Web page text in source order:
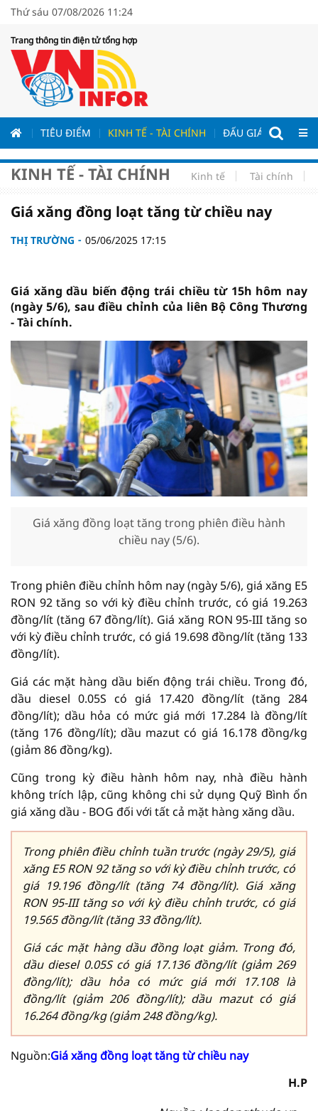
Thứ sáu 07/08/2026 11:24
Trang thông tin điện tử tổng hợp
TIÊU ĐIỂM KINH TẾ - TÀI CHÍNH ĐẤU GIÁ - ĐẤU
KINH TẾ - TÀI CHÍNH Kinh tế Tài chính
Giá xăng đồng loạt tăng từ chiều nay
THỊ TRƯỜNG 05/06/2025 17:15
Giá xăng dầu biến động trái chiều từ 15h hôm nay
(ngày 5/6), sau điều chỉnh của liên Bộ Công Thương
- Tài chính.
Giá xăng đồng loạt tăng trong phiên điều hành
chiều nay (5/6).
Trong phiên điều chỉnh hôm nay (ngày 5/6), giá xăng E5
RON 92 tăng so với kỳ điều chỉnh trước, có giá 19.263
đồng/lít (tăng 67 đồng/lít). Giá xăng RON 95-III tăng so
với kỳ điều chỉnh trước, có giá 19.698 đồng/lít (tăng 133
đồng/lít).
Giá các mặt hàng dầu biến động trái chiều. Trong đó,
dầu diesel 0.05S có giá 17.420 đồng/lít (tăng 284
đồng/lít); dầu hỏa có mức giá mới 17.284 là đồng/lít
(tăng 176 đồng/lít); dầu mazut có giá 16.178 đồng/kg
(giảm 86 đồng/kg).
Cũng trong kỳ điều hành hôm nay, nhà điều hành
không trích lập, cũng không chi sử dụng Quỹ Bình ổn
giá xăng dầu - BOG đối với tất cả mặt hàng xăng dầu.
Trong phiên điều chỉnh tuần trước (ngày 29/5), giá
xăng E5 RON 92 tăng so với kỳ điều chỉnh trước, có
giá 19.196 đồng/lít (tăng 74 đồng/lít). Giá xăng
RON 95-III tăng so với kỳ điều chỉnh trước, có giá
19.565 đồng/lít (tăng 33 đồng/lít).
Giá các mặt hàng dầu đồng loạt giảm. Trong đó,
dầu diesel 0.05S có giá 17.136 đồng/lít (giảm 269
đồng/lít); dầu hỏa có mức giá mới 17.108 là
đồng/lít (giảm 206 đồng/lít); dầu mazut có giá
16.264 đồng/kg (giảm 248 đồng/kg).
Nguồn:Giá xăng đồng loạt tăng từ chiều nay
H.P